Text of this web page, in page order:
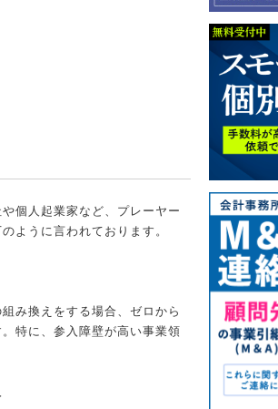
個人起業家など、プレーヤー
ように言われております。
み換えをする場合、ゼロから
特に、参入障壁が高い事業領